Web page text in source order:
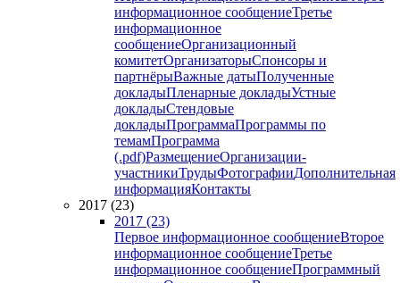
информационное сообщениеТретье
информационное
сообщениеОрганизационный
комитетОрганизаторыСпонсоры и
партнёрыВажные датыПолученные
докладыПленарные докладыУстные
докладыСтендовые
докладыПрограммаПрограммы по
темамПрограмма
(.pdf)РазмещениеОрганизации-
участникиТрудыФотографииДополнительная
информацияКонтакты
2017 (23)
2017 (23)
Первое информационное сообщениеВторое
информационное сообщениеТретье
информационное сообщениеПрограммный